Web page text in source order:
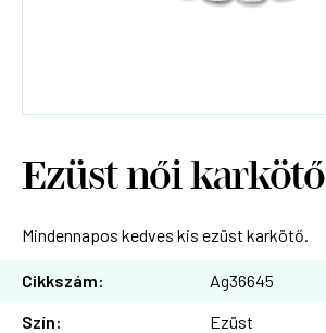
Ezüst női karkötő
Mindennapos kedves kis ezüst karkötő.
Cikkszám:
Ag36645
Szín:
Ezüst